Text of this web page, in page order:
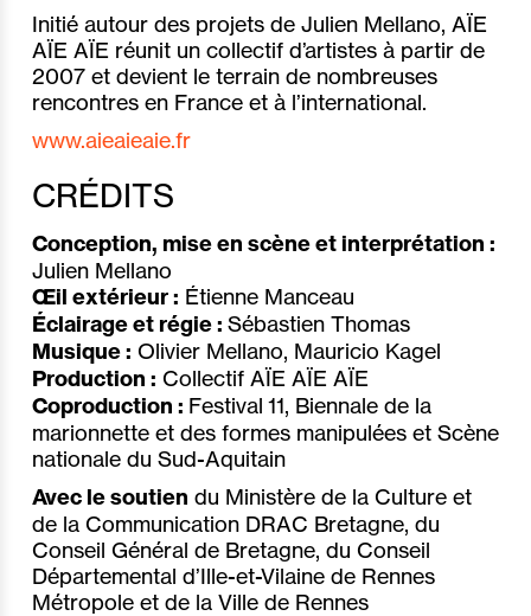
Initié autour des projets de Julien Mellano, AÏE
AÏE AÏE réunit un collectif d’artistes à partir de
2007 et devient le terrain de nombreuses
rencontres en France et à l’international.
www.aieaieaie.fr
CRÉDITS
Conception, mise en scène et interprétation :
Julien Mellano
Œil extérieur : Étienne Manceau
Éclairage et régie : Sébastien Thomas
Musique : Olivier Mellano, Mauricio Kagel
Production : Collectif AÏE AÏE AÏE
Coproduction : Festival 11, Biennale de la
marionnette et des formes manipulées et Scène
nationale du Sud-Aquitain
Avec le soutien du Ministère de la Culture et
de la Communication DRAC Bretagne, du
Conseil Général de Bretagne, du Conseil
Départemental d’Ille-et-Vilaine de Rennes
Métropole et de la Ville de Rennes